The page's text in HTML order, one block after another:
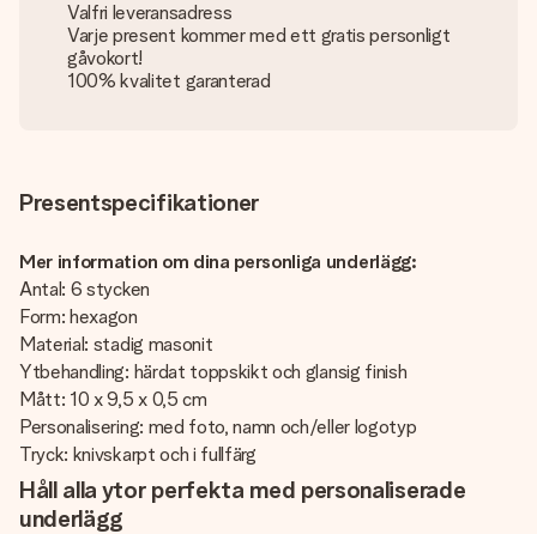
Valfri leveransadress
Varje present kommer med ett gratis personligt
gåvokort!
100% kvalitet garanterad
Presentspecifikationer
Mer information om dina personliga underlägg:
Antal: 6 stycken
Form: hexagon
Material: stadig masonit
Ytbehandling: härdat toppskikt och glansig finish
Mått: 10 x 9,5 x 0,5 cm
Personalisering: med foto, namn och/eller logotyp
Tryck: knivskarpt och i fullfärg
Håll alla ytor perfekta med personaliserade
underlägg